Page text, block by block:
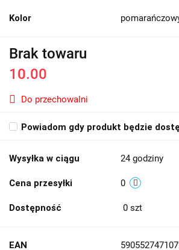
Kolor
Brak towaru
10.00
Do przechowalni
Powiadom gdy produkt będzie
Wysyłka w ciągu 24 godziny
Cena przesyłki 0
Dostępność 0 szt
EAN